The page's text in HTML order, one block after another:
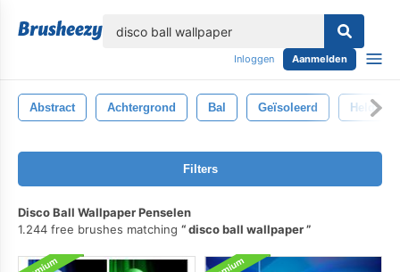
Inloggen Aanmelden
Abstract Achtergrond Bal Geïsoleerd Helder
Filters
Disco Ball Wallpaper Penselen
1.244 free brushes matching
disco ball wallpaper